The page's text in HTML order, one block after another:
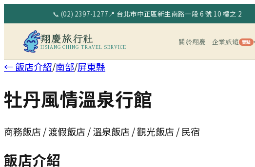
📞 (02) 2397-1277📍 台北市中正區新生南路一段 6 號 10 樓之 2
翔慶旅行社
HSIANG CHING TRAVEL SERVICE
關於翔慶 企業旅遊 賣點 ▾
← 飯店介紹/南部/屏東縣
牡丹風情溫泉行館
商務飯店 / 渡假飯店 / 溫泉飯店 / 觀光飯店 / 民宿
飯店介紹